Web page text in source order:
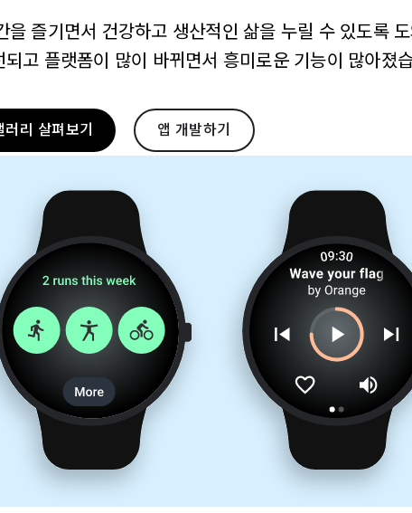
즐기면서 건강하고 생산적인 삶을 누릴 수 있도록
고 플랫폼이 많이 바뀌면서 흥미로운 기능이 많아졌
리 살펴보기 앱 개발하기